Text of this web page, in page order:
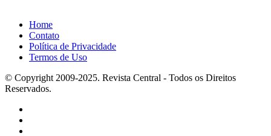
Home
Contato
Política de Privacidade
Termos de Uso
© Copyright 2009-2025. Revista Central - Todos os Direitos
Reservados.